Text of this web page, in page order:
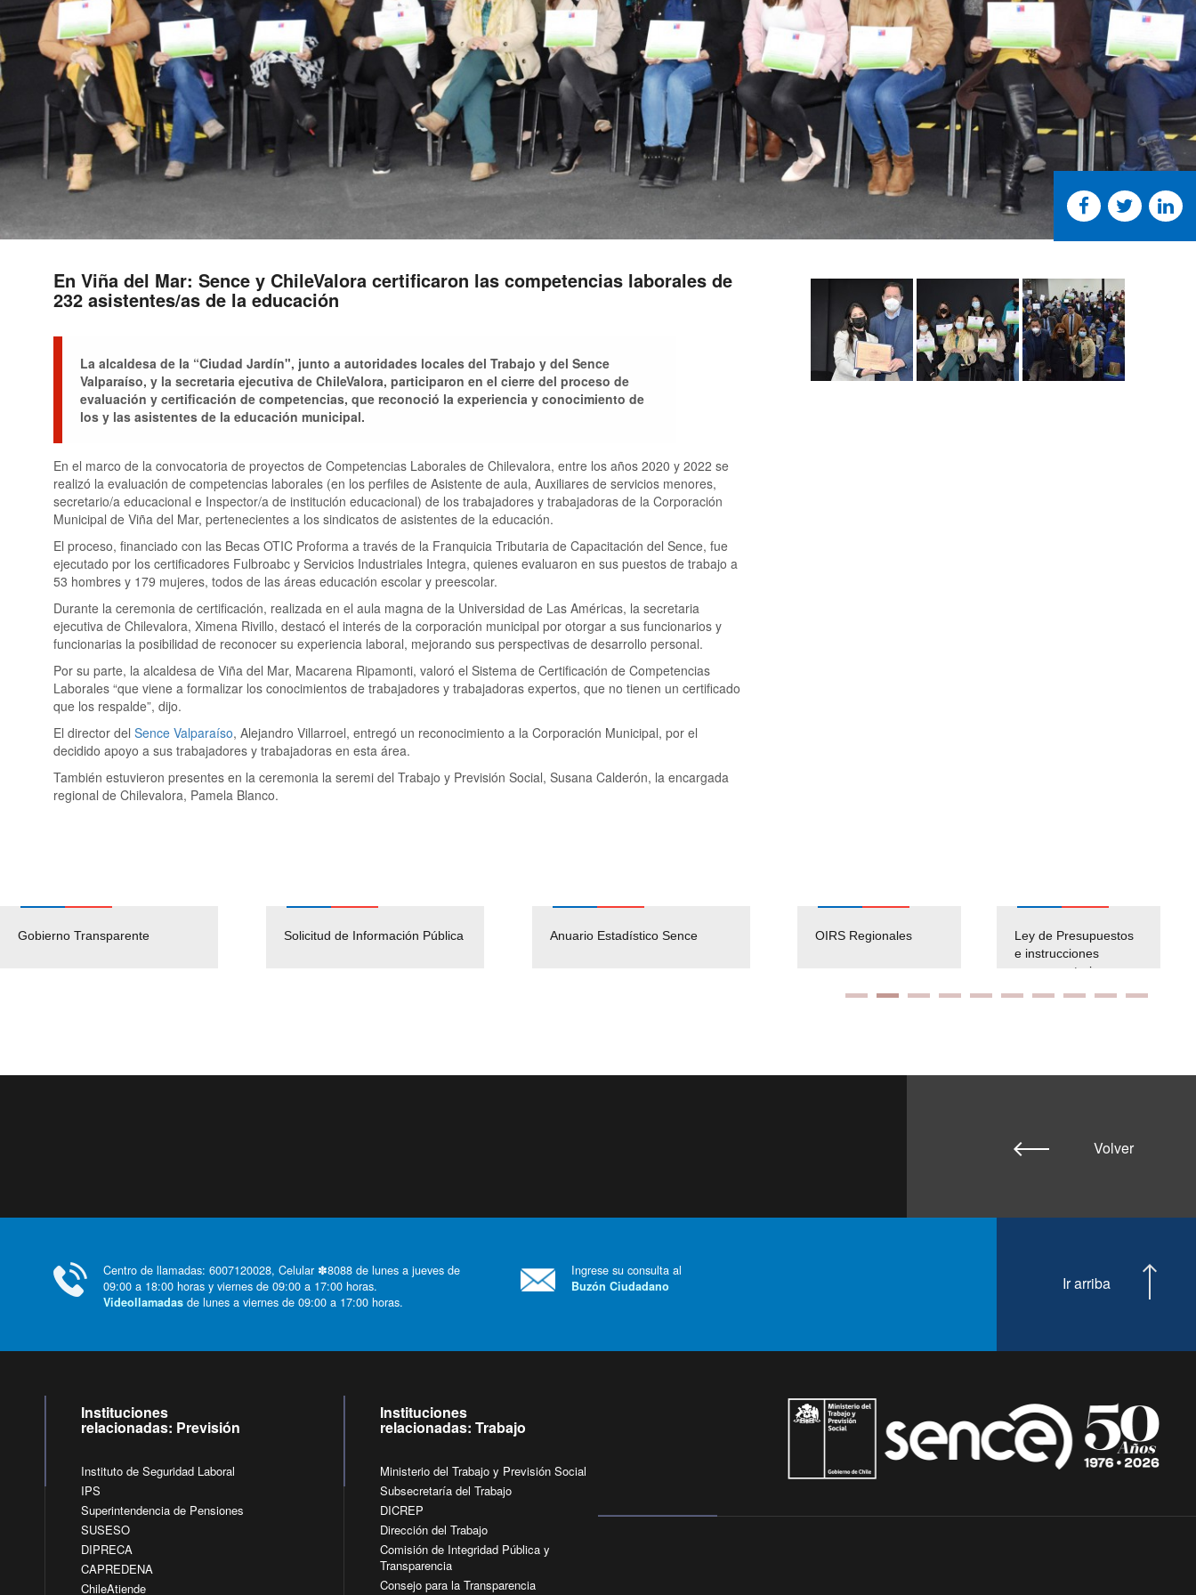
En Viña del Mar: Sence y ChileValora certificaron las competencias laborales de
232 asistentes/as de la educación
La alcaldesa de la “Ciudad Jardín", junto a autoridades locales del Trabajo y del Sence
Valparaíso, y la secretaria ejecutiva de ChileValora, participaron en el cierre del proceso de
evaluación y certificación de competencias, que reconoció la experiencia y conocimiento de
los y las asistentes de la educación municipal.
En el marco de la convocatoria de proyectos de Competencias Laborales de Chilevalora, entre los años 2020 y 2022 se
realizó la evaluación de competencias laborales (en los perfiles de Asistente de aula, Auxiliares de servicios menores,
secretario/a educacional e Inspector/a de institución educacional) de los trabajadores y trabajadoras de la Corporación
Municipal de Viña del Mar, pertenecientes a los sindicatos de asistentes de la educación.
El proceso, financiado con las Becas OTIC Proforma a través de la Franquicia Tributaria de Capacitación del Sence, fue
ejecutado por los certificadores Fulbroabc y Servicios Industriales Integra, quienes evaluaron en sus puestos de trabajo a
53 hombres y 179 mujeres, todos de las áreas educación escolar y preescolar.
Durante la ceremonia de certificación, realizada en el aula magna de la Universidad de Las Américas, la secretaria
ejecutiva de Chilevalora, Ximena Rivillo, destacó el interés de la corporación municipal por otorgar a sus funcionarios y
funcionarias la posibilidad de reconocer su experiencia laboral, mejorando sus perspectivas de desarrollo personal.
Por su parte, la alcaldesa de Viña del Mar, Macarena Ripamonti, valoró el Sistema de Certificación de Competencias
Laborales “que viene a formalizar los conocimientos de trabajadores y trabajadoras expertos, que no tienen un certificado
que los respalde”, dijo.
El director del Sence Valparaíso, Alejandro Villarroel, entregó un reconocimiento a la Corporación Municipal, por el
decidido apoyo a sus trabajadores y trabajadoras en esta área.
También estuvieron presentes en la ceremonia la seremi del Trabajo y Previsión Social, Susana Calderón, la encargada
regional de Chilevalora, Pamela Blanco.
Gobierno Transparente Solicitud de Información Pública Anuario Estadístico Sence
Pago Proveedores
Empleos Públicos
Solicitud Audiencias y
OIRS Regionales
Ley de Presupuestos
e instrucciones
presuspuetarias
Volver
Centro de llamadas: 6007120028, Celular ✽8088 de lunes a jueves de
09:00 a 18:00 horas y viernes de 09:00 a 17:00 horas.
Videollamadas de lunes a viernes de 09:00 a 17:00 horas.
Ingrese su consulta al
Buzón Ciudadano Ir arriba
Instituciones
relacionadas: Previsión
Instituto de Seguridad Laboral
IPS
Superintendencia de Pensiones
SUSESO
DIPRECA
CAPREDENA
ChileAtiende
Instituciones
relacionadas: Trabajo
Ministerio del Trabajo y Previsión Social
Subsecretaría del Trabajo
DICREP
Dirección del Trabajo
Comisión de Integridad Pública y
Transparencia
Consejo para la Transparencia